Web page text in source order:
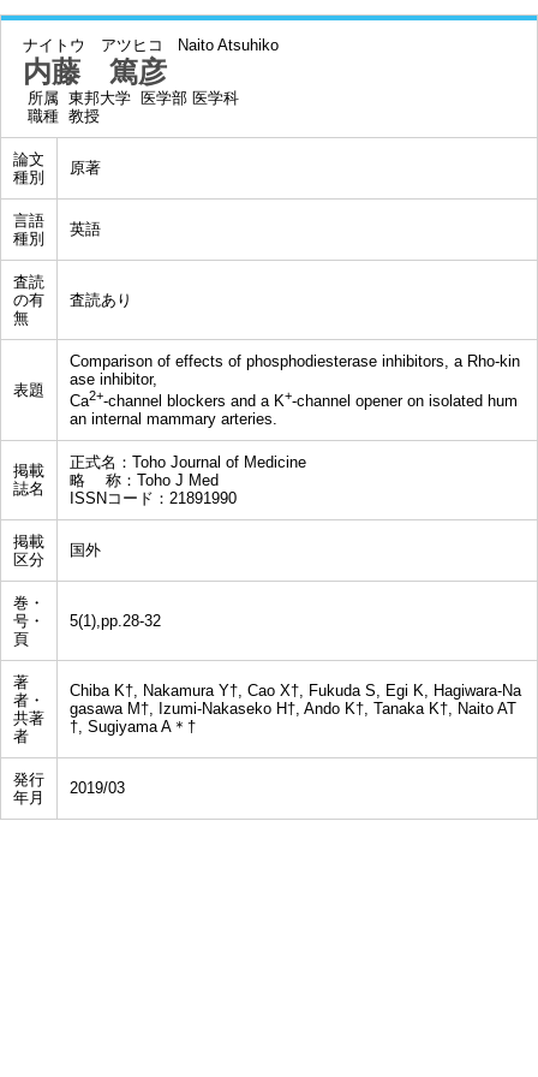
ナイトウ アツヒコ Naito Atsuhiko
内藤 篤彦
所属 東邦大学 医学部 医学科
職種 教授
論文
種別
原著
言語
種別
英語
査読
の有
無
査読あり
表題
Comparison of effects of phosphodiesterase inhibitors, a Rho-kin
ase inhibitor,
Ca2+-channel blockers and a K+-channel opener on isolated hum
an internal mammary arteries.
掲載
誌名
正式名：Toho Journal of Medicine
略 称：Toho J Med
ISSNコード：21891990
掲載
区分
国外
巻・
号・
頁
5(1),pp.28-32
著
者・
共著
者
Chiba K†, Nakamura Y†, Cao X†, Fukuda S, Egi K, Hagiwara-Na
gasawa M†, Izumi-Nakaseko H†, Ando K†, Tanaka K†, Naito AT
†, Sugiyama A＊†
発行
年月
2019/03